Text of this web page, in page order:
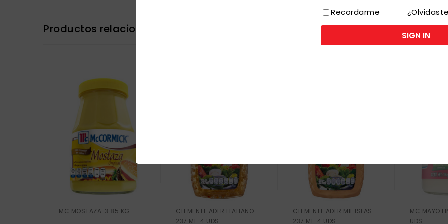
Productos relacionados
MC MOSTAZA 3.85 KG
CLEMENTE ADER ITALIANO
237 ML 4 UDS
CLEMENTE ADER MIL ISLAS
237 ML 4 UDS
MC MAYO
UDS
Recordarme
SIGN IN